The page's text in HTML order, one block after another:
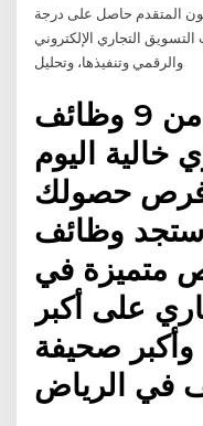
المتقدم حاصل على درجة
التجاري الإلكتروني
والرقمي وتنفيذها، وتحليل
تقدم الآن إلى أكثر من 9 وظائف
خالية اليوم
فرص حصولك
ستجد وظائف
متميزة في
على أكبر
صحيفة